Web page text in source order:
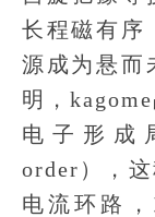
长程磁有序
源成为悬而
明，
电子形成
order），
电流环路